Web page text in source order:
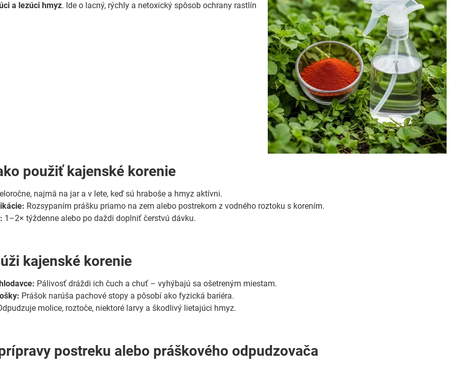
a lezúci hmyz. Ide o lacný, rýchly a netoxický spôsob ochrany rastlín
použiť kajenské korenie
najmä na jar a v lete, keď sú hraboše a hmyz aktívni.
Rozsypaním prášku priamo na zem alebo postrekom z vodného roztoku s korením.
1–2× týždenne alebo po daždi doplniť čerstvú dávku.
kajenské korenie
Pálivosť dráždi ich čuch a chuť – vyhýbajú sa ošetreným miestam.
Prášok narúša pachové stopy a pôsobí ako fyzická bariéra.
molice, roztoče, niektoré larvy a škodlivý lietajúci hmyz.
postreku alebo práškového odpudzovača